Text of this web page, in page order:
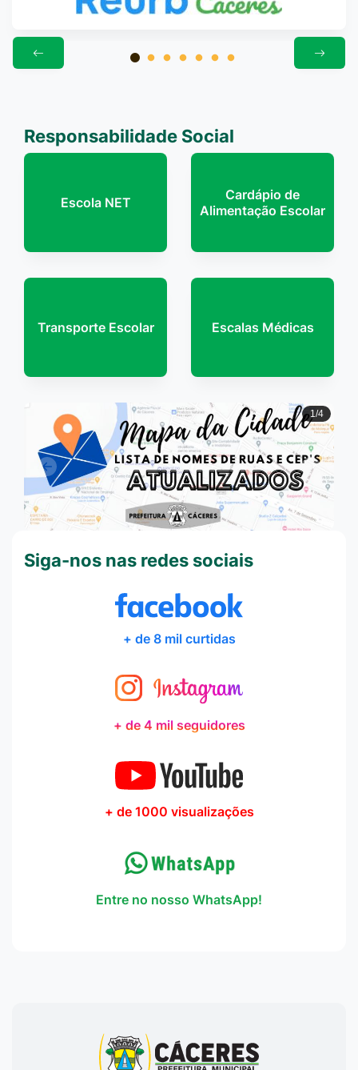
Responsabilidade Social
Escola NET
Cardápio de
Alimentação Escolar
2/4
Anterior
Transporte Escolar Escalas Médicas
Siga-nos nas redes sociais
+ de 8 mil curtidas
+ de 4 mil seguidores
+ de 1000 visualizações
Entre no nosso WhatsApp!